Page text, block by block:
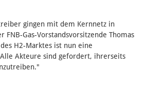
gingen mit dem Kernnetz in
FNB-Gas-Vorstandsvorsitzende Thomas
H2-Marktes ist nun eine
Alle Akteure sind gefordert, ihrerseits